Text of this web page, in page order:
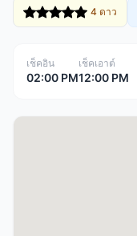
4 ดาว
เช็คอิน
02:00 PM
เช็คเอาต์
12:00 PM